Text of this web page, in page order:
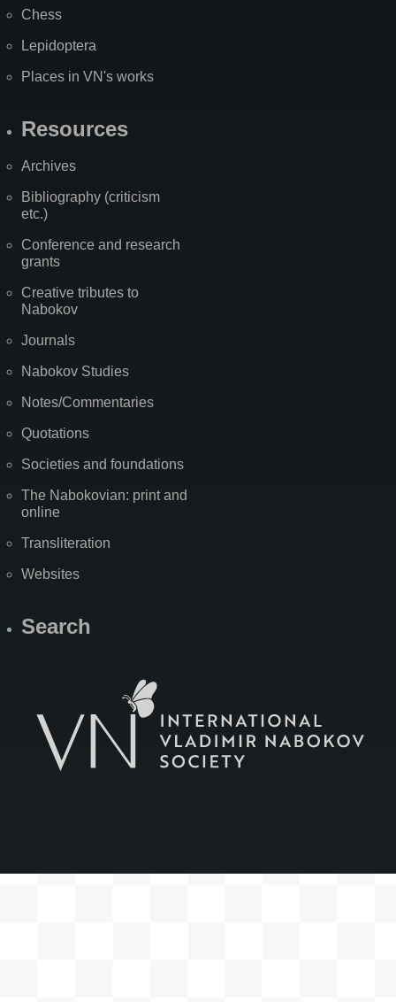
Chess
Lepidoptera
Places in VN's works
Resources
Archives
Bibliography (criticism
etc.)
Conference and research
grants
Creative tributes to
Nabokov
Journals
Nabokov Studies
Notes/Commentaries
Quotations
Societies and foundations
The Nabokovian: print and
online
Transliteration
Websites
Search